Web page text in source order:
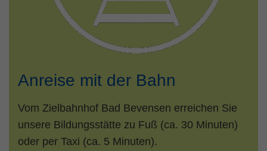
Anreise mit der Bahn
Vom Zielbahnhof Bad Bevensen erreichen Sie
unsere Bildungsstätte zu Fuß (ca. 30 Minuten)
oder per Taxi (ca. 5 Minuten).